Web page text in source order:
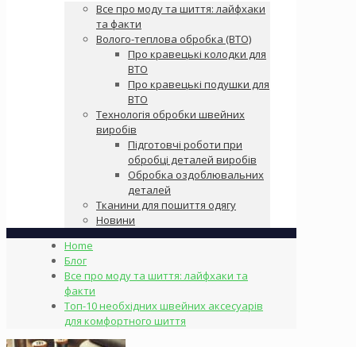
Все про моду та шиття: лайфхаки
та факти
Волого-теплова обробка (ВТО)
Про кравецькі колодки для
ВТО
Про кравецькі подушки для
ВТО
Технологія обробки швейних
виробів
Підготовчі роботи при
обробці деталей виробів
Обробка оздоблювальних
деталей
Тканини для пошиття одягу
Новини
Home
Блог
Все про моду та шиття: лайфхаки та
факти
Топ-10 необхідних швейних аксесуарів
для комфортного шиття